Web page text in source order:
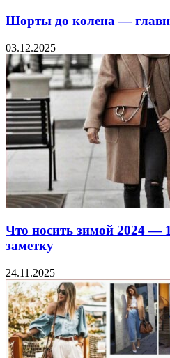
Шорты до колена —
03.12.2025
Что носить зимой 2024 —
заметку
24.11.2025